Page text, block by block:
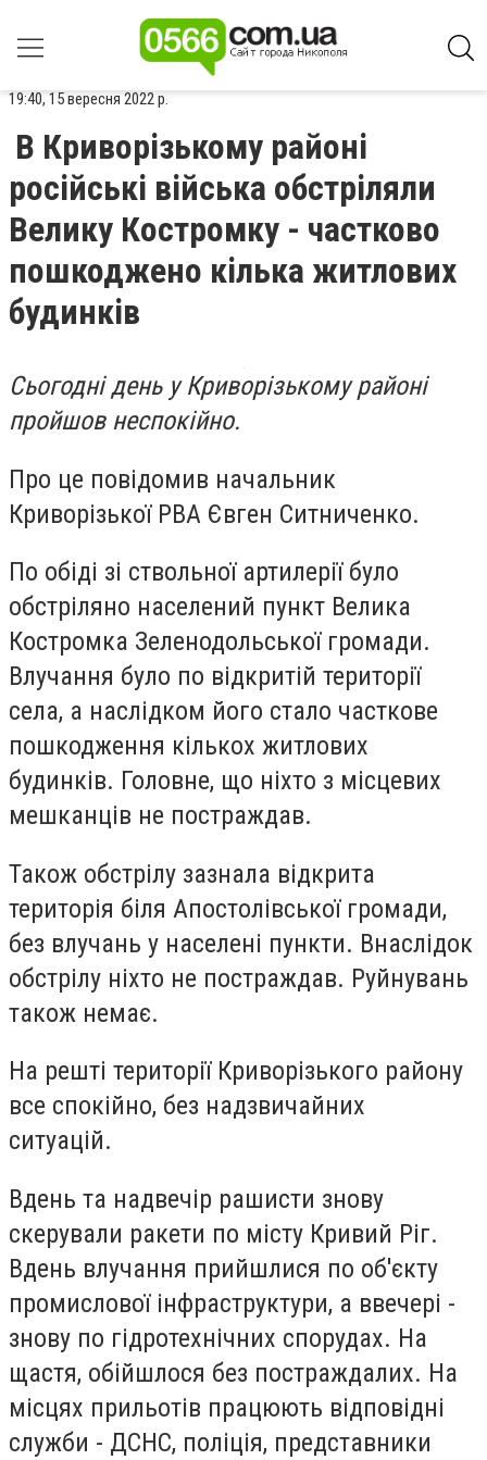
19:40, 15 вересня 2022 р.
В Криворізькому районі
російські війська обстріляли
Велику Костромку - частково
пошкоджено кілька житлових
будинків
Сьогодні день у Криворізькому районі
пройшов неспокійно.
Про це повідомив начальник
Криворізької РВА Євген Ситниченко.
По обіді зі ствольної артилерії було
обстріляно населений пункт Велика
Костромка Зеленодольської громади.
Влучання було по відкритій території
села, а наслідком його стало часткове
пошкодження кількох житлових
будинків. Головне, що ніхто з місцевих
мешканців не постраждав.
Також обстрілу зазнала відкрита
територія біля Апостолівської громади,
без влучань у населені пункти. Внаслідок
обстрілу ніхто не постраждав. Руйнувань
також немає.
На решті території Криворізького району
все спокійно, без надзвичайних
ситуацій.
Вдень та надвечір рашисти знову
скерували ракети по місту Кривий Ріг.
Вдень влучання прийшлися по об'єкту
промислової інфраструктури, а ввечері -
знову по гідротехнічних спорудах. На
щастя, обійшлося без постраждалих. На
місцях прильотів працюють відповідні
служби - ДСНС, поліція, представники